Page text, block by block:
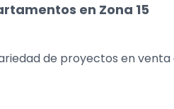
en Zona 15
de proyectos en